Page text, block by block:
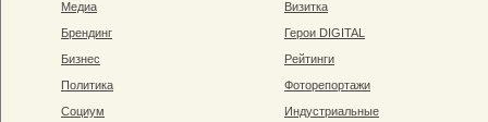
Медиа
Брендинг
Бизнес
Политика
Социум
Визитка
Герои DIGITAL
Рейтинги
Фоторепортажи
Индустриальные